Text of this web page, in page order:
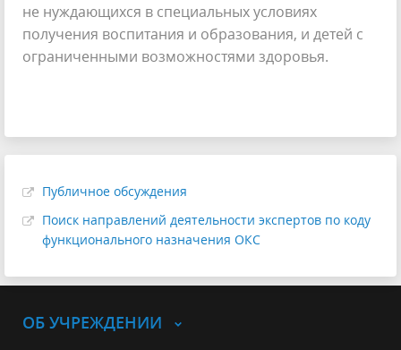
не нуждающихся в специальных условиях
получения воспитания и образования, и детей с
ограниченными возможностями здоровья.
Публичное обсуждения
Поиск направлений деятельности экспертов по коду
функционального назначения ОКС
ОБ УЧРЕЖДЕНИИ